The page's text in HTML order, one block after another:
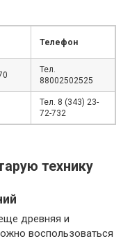
Телефон
Тел.
88002502525
Тел. 8 (343) 23-
72-732
технику
древняя и
воспользоваться